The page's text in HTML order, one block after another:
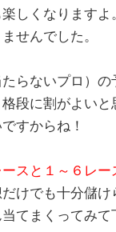
しくなります
せんでした。
らないプロ）の
段に割がよいと
すからね！
スと１～６レー
けでも十分儲
てまくってみて